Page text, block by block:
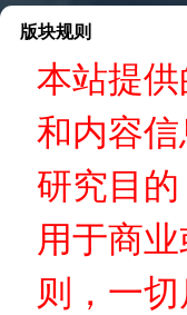
版块规则
本站提
和内容
研究目
用于商
则，一切